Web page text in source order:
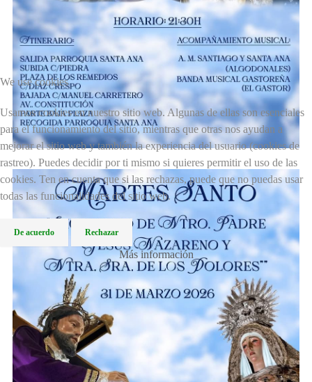
We use cookies
Usamos cookies en nuestro sitio web. Algunas de ellas son esenciales
para el funcionamiento del sitio, mientras que otras nos ayudan a
mejorar el sitio web y también la experiencia del usuario (cookies de
rastreo). Puedes decidir por ti mismo si quieres permitir el uso de las
cookies. Ten en cuenta que si las rechazas, puede que no puedas usar
todas las funcionalidades del sitio web.
De acuerdo Rechazar
Más información